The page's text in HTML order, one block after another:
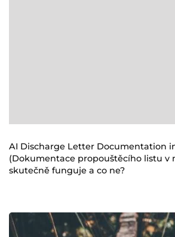
AI Discharge Letter Documentation
(Dokumentace propouštěcího listu v
skutečně funguje a co ne?